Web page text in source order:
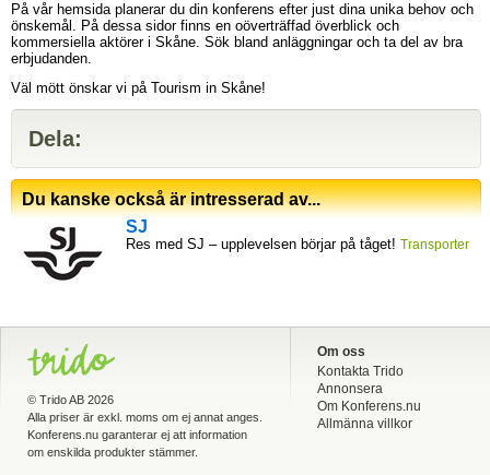
På vår hemsida planerar du din konferens efter just dina unika behov och
önskemål. På dessa sidor finns en oöverträffad överblick och
kommersiella aktörer i Skåne. Sök bland anläggningar och ta del av bra
erbjudanden.
Väl mött önskar vi på Tourism in Skåne!
Dela:
Du kanske också är intresserad av...
SJ
Res med SJ – upplevelsen börjar på tåget! Transporter
© Trido AB 2026
Alla priser är exkl. moms om ej annat anges.
Konferens.nu garanterar ej att information
om enskilda produkter stämmer.
Om oss
Kontakta Trido
Annonsera
Om Konferens.nu
Allmänna villkor